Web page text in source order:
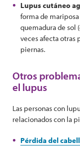
Lupus cutáneo
forma de
quemadura de sol
veces afecta otras
piernas.
Otros
el lupus
Las personas con
relacionados con la
Pérdida del